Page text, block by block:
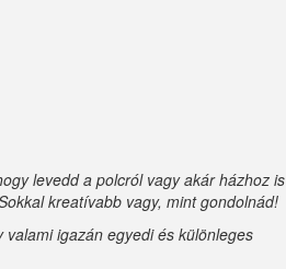
levedd a polcról vagy akár házhoz is
kreatívabb vagy, mint gondolnád!
igazán egyedi és különleges